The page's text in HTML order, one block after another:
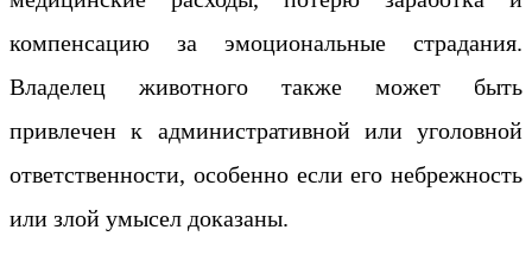
компенсацию за эмоциональные страдания.
Владелец животного также может быть
привлечен к административной или уголовной
ответственности, особенно если его небрежность
или злой умысел доказаны.